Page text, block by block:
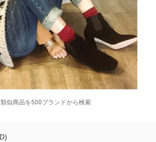
類似商品を500ブランドから検索